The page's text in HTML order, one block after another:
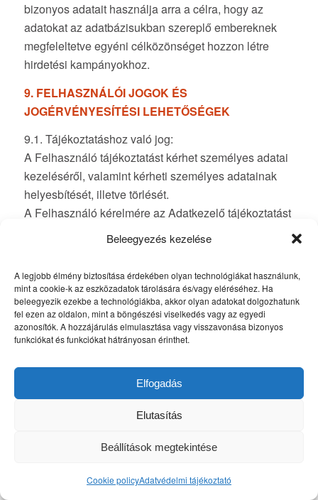
Beleegyezés kezelése
A legjobb élmény biztosítása érdekében olyan technológiákat használunk,
mint a cookie-k az eszközadatok tárolására és/vagy eléréséhez. Ha
beleegyezik ezekbe a technológiákba, akkor olyan adatokat dolgozhatunk
fel ezen az oldalon, mint a böngészési viselkedés vagy az egyedi
azonosítók. A hozzájárulás elmulasztása vagy visszavonása bizonyos
funkciókat és funkciókat hátrányosan érinthet.
Elfogadás
Elutasítás
Beállítások megtekintése
Cookie policyAdatvédelmi tájékoztató
bizonyos adatait használja arra a célra, hogy az
adatokat az adatbázisukban szereplő embereknek
megfeleltetve egyéni célközönséget hozzon létre
hirdetési kampányokhoz.
9. FELHASZNÁLÓI JOGOK ÉS
JOGÉRVÉNYESÍTÉSI LEHETŐSÉGEK
9.1. Tájékoztatáshoz való jog:
A Felhasználó tájékoztatást kérhet személyes adatai
kezeléséről, valamint kérheti személyes adatainak
helyesbítését, illetve törlését.
A Felhasználó kérelmére az Adatkezelő tájékoztatást
ad az általa kezelt adatairól, az adatkezelés céljáról,
jogalapjáról, időtartamáról, az adatfeldolgozó nevéről,
összefüggő tevékenységéről, továbbá arról, hogy kik
és milyen célból kapják vagy kapták meg az adatokat.
Az Adatkezelő köteles a kérelem benyújtásától
számított legrövidebb idő alatt, legfeljebb azonban 25
9.2. A Felhasználó bármikor kérheti adatai
Egyes adatok helyesbítésére saját magának is
felhasználói fiókjába belépve teheti meg előzetesen